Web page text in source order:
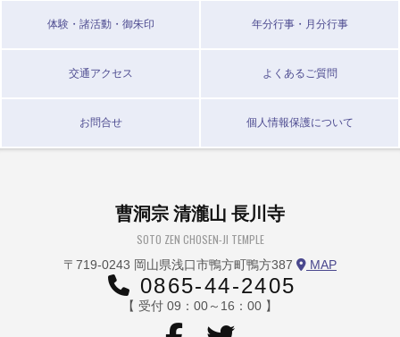
体験・諸活動・御朱印 年分行事・月分行事
交通アクセス よくあるご質問
お問合せ 個人情報保護について
曹洞宗 清瀧山 長川寺
SOTO ZEN CHOSEN-JI TEMPLE
〒719-0243 岡山県浅口市鴨方町鴨方387 MAP
0865-44-2405
【 受付 09：00～16：00 】